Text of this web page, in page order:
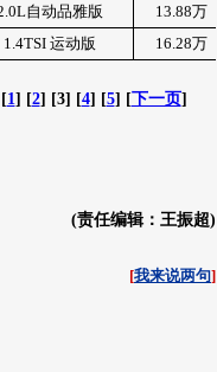
自动品雅版 13.88万
1.4TSI运动版 16.28万
1 ] [2] [3] [4] [5] [下一页]
(责任编辑：王振超)
[我来说两句]